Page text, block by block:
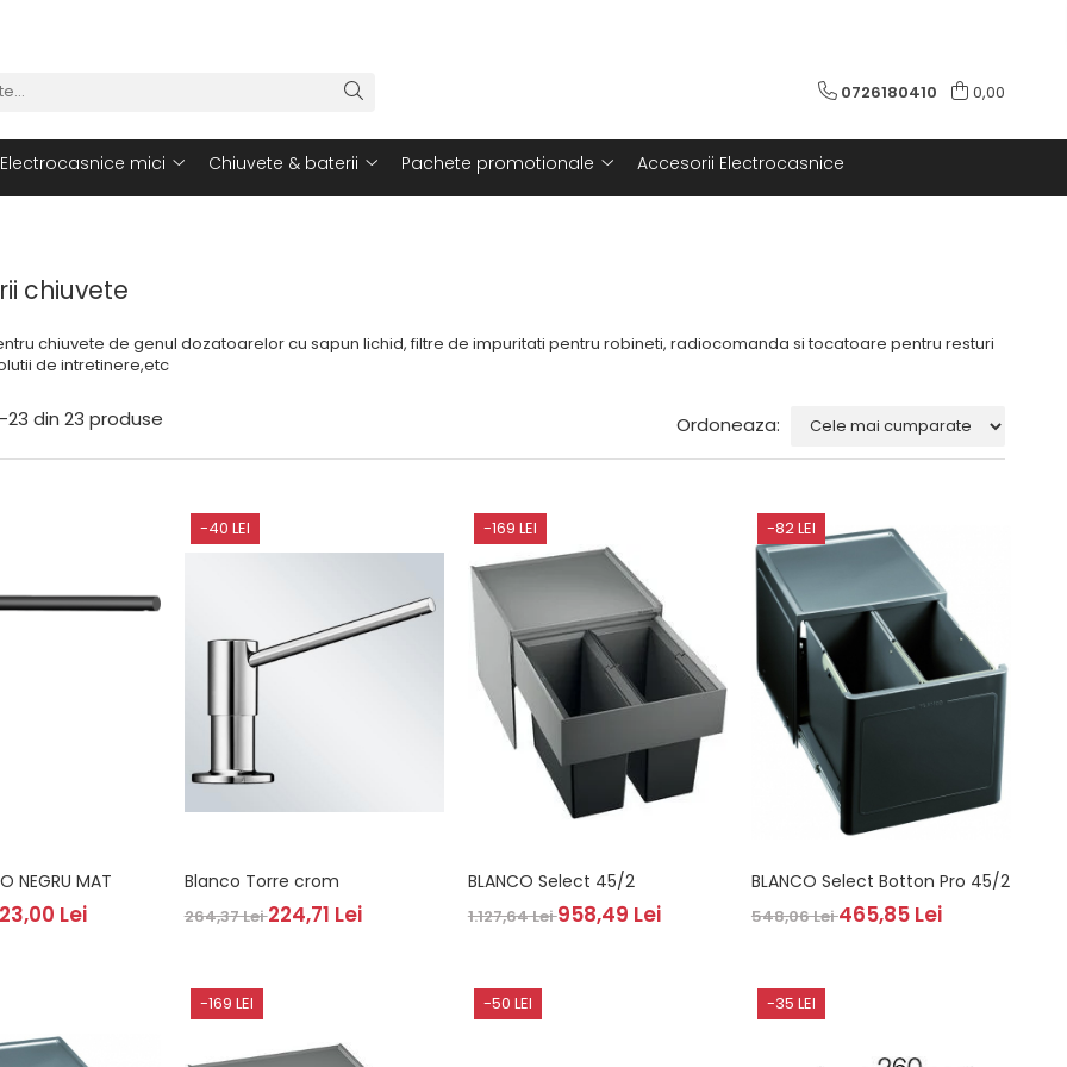
0726180410 0,00
Electrocasnice mici Chiuvete & baterii Pachete promotionale Accesorii Electrocasnice
chiuvete
chiuvete de genul dozatoarelor cu sapun lichid, filtre de impuritati pentru robineti, radiocomanda si tocatoare pentru resturi
de intretinere,etc
23 din 23 produse Ordoneaza:
NEGRU MAT
Lei
-40 LEI
Blanco Torre crom
264,37 Lei224,71 Lei
-169 LEI
BLANCO Select 45/2
1.127,64 Lei958,49 Lei
-82 LEI
BLANCO Select Botton Pro 45/2
548,06 Lei465,85 Lei
-169 LEI -50 LEI -35 LEI